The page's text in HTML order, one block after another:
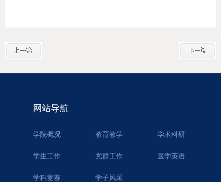
网站导航
学院概况 教育教学 学术科研
学生工作 党群工作 医学英语
学科竞赛 学子风采